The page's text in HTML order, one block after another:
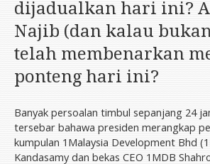
dijadualkan hari ini?
Najib (dan kalau
telah membenarkan
ponteng hari ini?
Banyak persoalan timbul sepanjang 24
tersebar bahawa presiden merangkap
kumpulan 1Malaysia Development Bhd
Kandasamy dan bekas CEO 1MDB